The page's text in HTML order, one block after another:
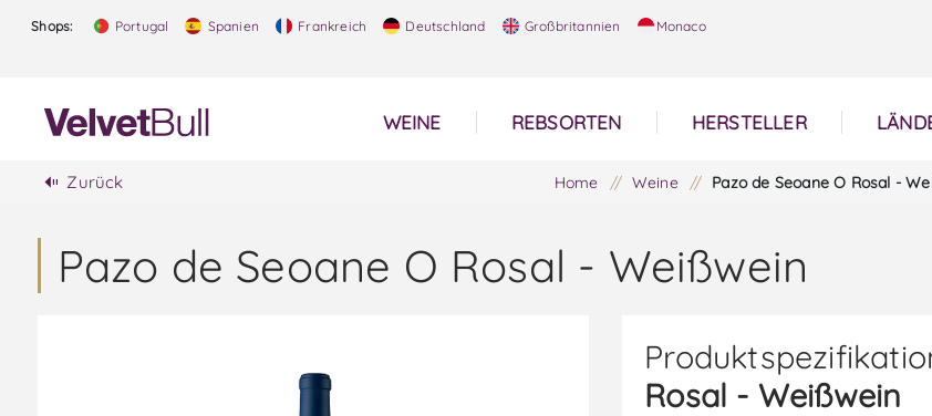
Shops: Portugal Spanien Frankreich Deutschland Großbritannien Monaco
WEINE REBSORTEN HERSTELLER
Zurück Home / Weine / Pazo de Seoane O Rosal -
Pazo de Seoane O Rosal - Weißwein
Rosal - Weißwein